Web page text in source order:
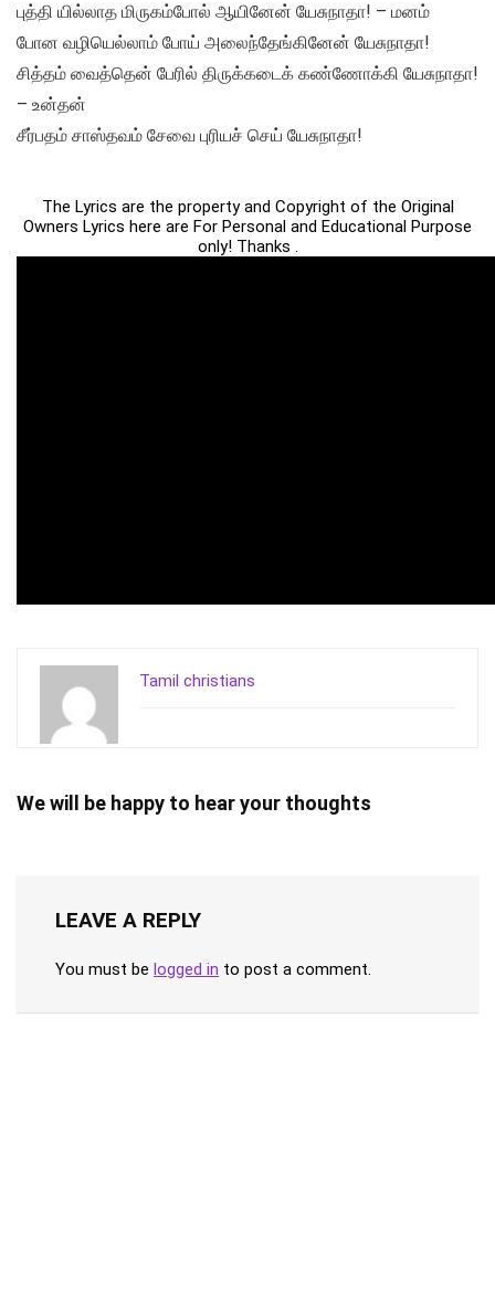
புத்தி யில்லாத மிருகம்போல் ஆயினேன் யேசுநாதா! – மனம்
போன வழியெல்லாம் போய் அலைந்தேங்கினேன் யேசுநாதா!
சித்தம் வைத்தென் பேரில் திருக்கடைக் கண்ணோக்கி யேசுநாதா!
– உன்தன்
சீர்பதம் சாஸ்தவம் சேவை புரியச் செய் யேசுநாதா!
The Lyrics are the property and Copyright of the Original
Owners Lyrics here are For Personal and Educational Purpose
only! Thanks .
Tamil christians
We will be happy to hear your thoughts
LEAVE A REPLY
You must be logged in to post a comment.